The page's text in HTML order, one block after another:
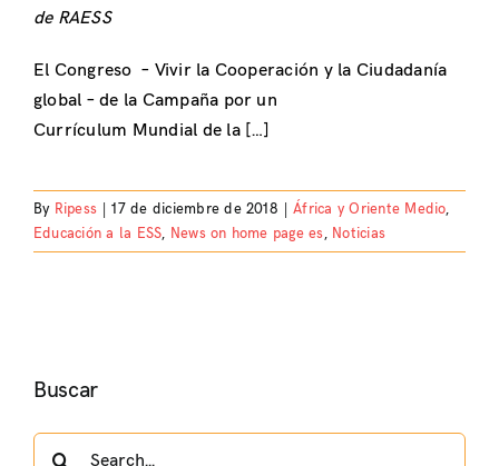
de RAESS
El Congreso – Vivir la Cooperación y la Ciudadanía
global – de la Campaña por un
Currículum Mundial de la […]
By Ripess 17 de diciembre de 2018 África y Oriente Medio,
Educación a la ESS, News on home page es, Noticias
Buscar